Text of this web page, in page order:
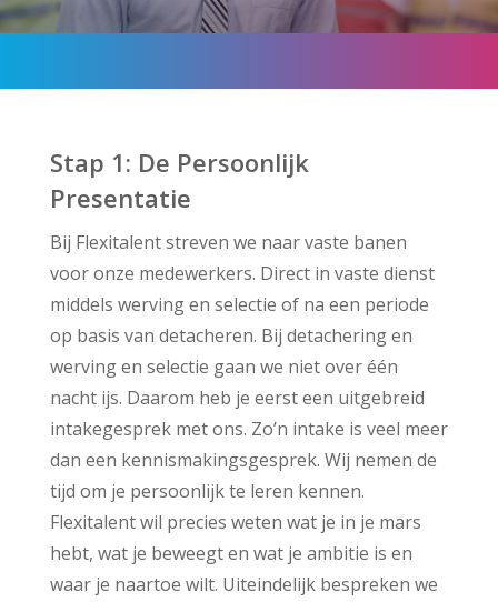
Stap 1: De Persoonlijk
Presentatie
Bij Flexitalent streven we naar vaste banen
voor onze medewerkers. Direct in vaste dienst
middels werving en selectie of na een periode
op basis van detacheren. Bij detachering en
werving en selectie gaan we niet over één
nacht ijs. Daarom heb je eerst een uitgebreid
intakegesprek met ons. Zo’n intake is veel meer
dan een kennismakingsgesprek. Wij nemen de
tijd om je persoonlijk te leren kennen.
Flexitalent wil precies weten wat je in je mars
hebt, wat je beweegt en wat je ambitie is en
waar je naartoe wilt. Uiteindelijk bespreken we